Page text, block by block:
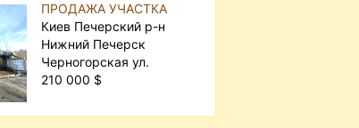
ПРОДАЖА УЧАСТКА
Киев Печерский р-н
Нижний Печерск
Черногорская ул.
210 000 $